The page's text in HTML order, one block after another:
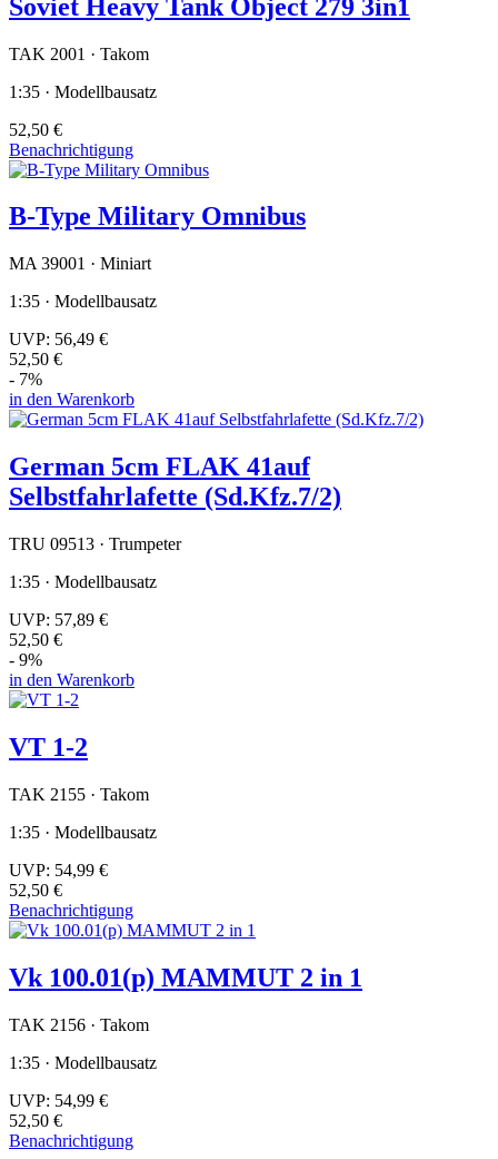
Soviet Heavy Tank Object 279 3in1
TAK 2001 · Takom
1:35 · Modellbausatz
52,50 €
Benachrichtigung
B-Type Military Omnibus
MA 39001 · Miniart
1:35 · Modellbausatz
UVP: 56,49 €
52,50 €
- 7%
in den Warenkorb
German 5cm FLAK 41auf
Selbstfahrlafette (Sd.Kfz.7/2)
TRU 09513 · Trumpeter
1:35 · Modellbausatz
UVP: 57,89 €
52,50 €
- 9%
in den Warenkorb
VT 1-2
TAK 2155 · Takom
1:35 · Modellbausatz
UVP: 54,99 €
52,50 €
Benachrichtigung
Vk 100.01(p) MAMMUT 2 in 1
TAK 2156 · Takom
1:35 · Modellbausatz
UVP: 54,99 €
52,50 €
Benachrichtigung